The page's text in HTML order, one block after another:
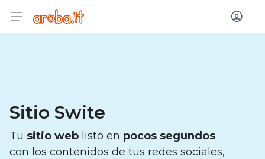
Entrar
Sitio Swite
Tu sitio web listo en pocos segundos
con los contenidos de tus redes sociales,